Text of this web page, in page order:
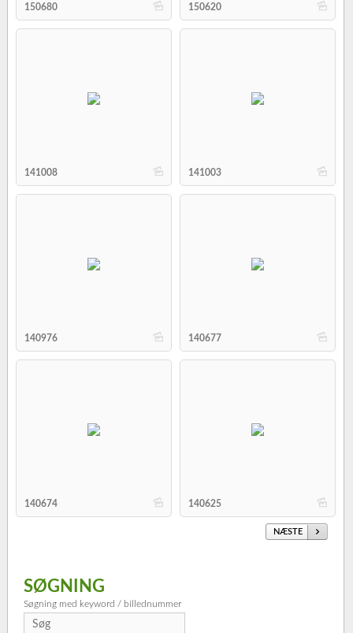
b
150680 b
150620
b
141008 b
141003
b
140976 b
140677
b
140674 b
140625
NÆSTE
SØGNING
Søgning med keyword / billednummer